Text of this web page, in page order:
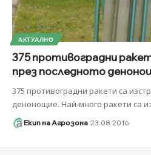
АКТУАЛНО
375 противоградни
през последното
375 противоградни ракети са
денонощие. Най-много ракети са
Екип на Агрозона 23.08.2016